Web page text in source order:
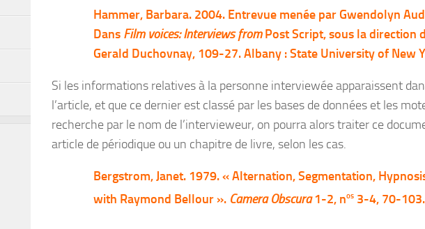
Hammer, Barbara. 2004. Entrevue menée par Gwendolyn
Dans Film voices: Interviews fromPost Script, sous la direction
Gerald Duchovnay, 109-27.Albany : State University of New
Si les informations relatives à la personne interviewée apparaissent
l’article, et que ce dernier est classé par les bases de données et les
recherche par le nom de l’intervieweur, on pourra alors traiter ce
article de périodique ou un chapitre de livre, selon les cas.
Bergstrom, Janet. 1979. « Alternation, Segmentation,
with Raymond Bellour ». Camera Obscura1-2, nos 3-4, 70-103.